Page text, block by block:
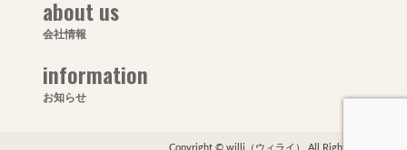
about us
会社情報
information
お知らせ
Copyright © willi（ウィライ） All Rights Reserved.